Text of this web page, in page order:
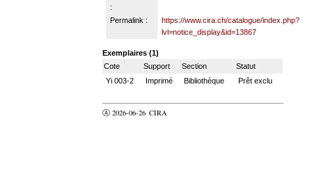
:
Permalink :
https://www.cira.ch/catalogue/index.php?
lvl=notice_display&id=13867
Exemplaires (1)
Cote
Support Section
Statut
Yi 003-2
Imprimé Bibliothèque Prêt exclu
Ⓐ 2026-06-26 CIRA